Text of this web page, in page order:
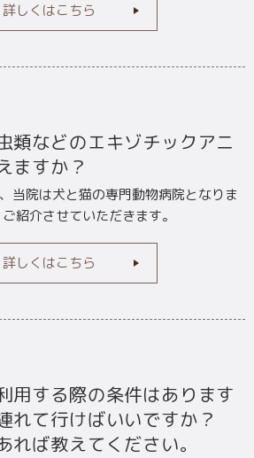
詳しくはこちら
類などのエキゾチックアニ
ますか？
当院は犬と猫の専門動物病院となりま
紹介させていただきます。
詳しくはこちら
用する際の条件はあります
れて行けばいいですか？
れば教えてください。